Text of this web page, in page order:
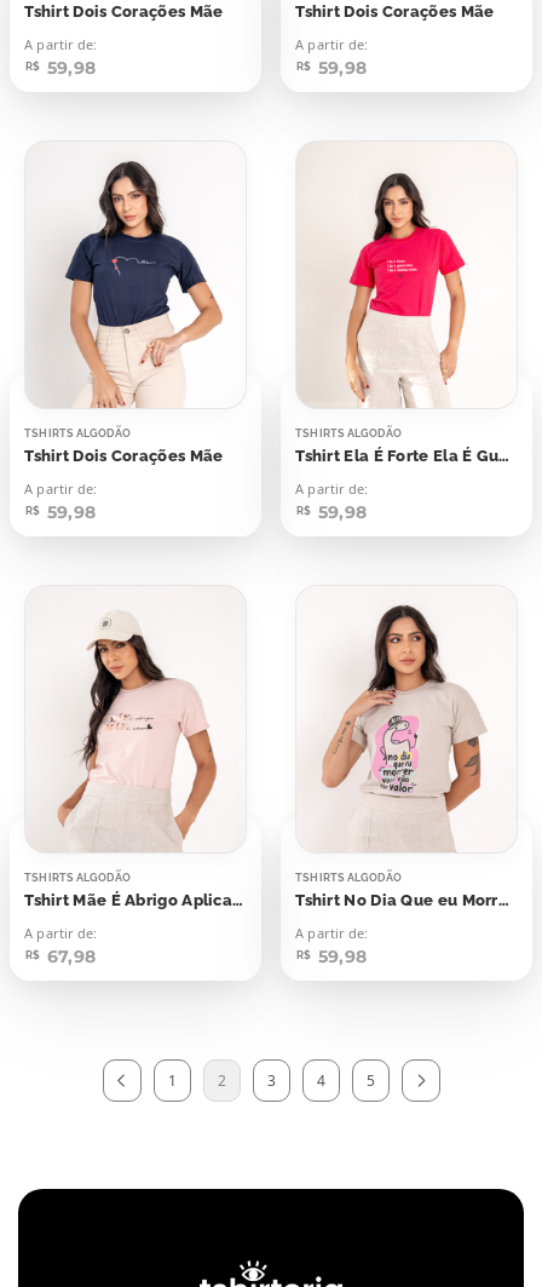
Tshirt Dois Corações Mãe
A partir de:
R$ 59,98
Tshirt Dois Corações Mãe
A partir de:
R$ 59,98
TSHIRTS ALGODÃO
Tshirt Dois Corações Mãe
A partir de:
R$ 59,98
TSHIRTS ALGODÃO
Tshirt Ela É Forte Ela É Guerreira Ela É Minha Mãe
A partir de:
R$ 59,98
TSHIRTS ALGODÃO
Tshirt Mãe É Abrigo Aplicação
A partir de:
R$ 67,98
TSHIRTS ALGODÃO
Tshirt No Dia Que eu Morrer Vocês Vão Me Dar Valor
A partir de:
R$ 59,98
1 2 3 4 5